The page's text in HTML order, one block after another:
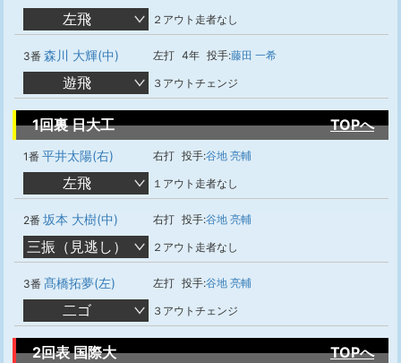
左飛 ２アウト走者なし
3番 森川 大輝(中) 左打 4年 投手:藤田 一希
遊飛 ３アウトチェンジ
1回裏 日大工 TOPへ
1番 平井太陽(右) 右打 投手:谷地 亮輔
左飛 １アウト走者なし
2番 坂本 大樹(中) 右打 投手:谷地 亮輔
三振（見逃し） ２アウト走者なし
3番 髙橋拓夢(左) 左打 投手:谷地 亮輔
二ゴ ３アウトチェンジ
2回表 国際大 TOPへ